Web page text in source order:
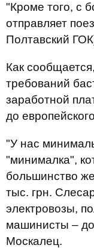
"Кроме того, с
отправляет
Полтавский
Как
требований
заработной
до
"У нас
"минималка",
большинство
тыс. грн.
электровозы,
машинисты –
Москалец.